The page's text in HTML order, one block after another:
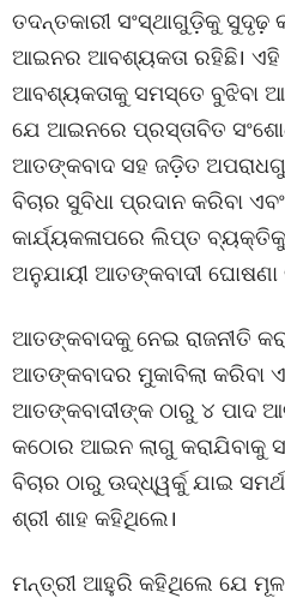
ତଦନ୍ତକାରୀ ସଂସ୍ଥାଗୁଡ଼ିକୁ ସୁଦୃଢ଼
ଆଇନର ଆବଶ୍ୟକତା ରହିଛି।
ଆବଶ୍ୟକତାକୁ ସମସ୍ତେ ବୁଝିବା
ଯେ ଆଇନରେ ପ୍ରସ୍ତାବିତ
ଆତଙ୍କବାଦ ସହ ଜଡ଼ିତ
ବିଚାର ସୁବିଧା ପ୍ରଦାନ କରିବା
କାର୍ଯ୍ୟକଳାପରେ ଲିପ୍ତ ବ୍ୟକ୍ତିକୁ
ଅନୁଯାୟୀ ଆତଙ୍କବାଦୀ ଘୋଷଣା
ଆତଙ୍କବାଦକୁ ନେଇ ରାଜନୀତି
ଆତଙ୍କବାଦର ମୁକାବିଲା କରିବା
ଆତଙ୍କବାଦୀଙ୍କ ଠାରୁ ୪ ପାଦ
କଠୋର ଆଇନ ଲାଗୁ କରାଯିବାକୁ
ବିଚାର ଠାରୁ ଊଦ୍ଧ୍ୱର୍କୁ ଯାଇ
ଶ୍ରୀ ଶାହ କହିଥିଲେ।
ମନ୍ତ୍ରୀ ଆହୁରି କହିଥିଲେ ଯେ